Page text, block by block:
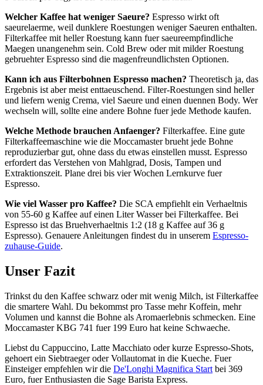
Welcher Kaffee hat weniger Saeure? Espresso wirkt oft
saeurelaerme, weil dunklere Roestungen weniger Saeuren enthalten.
Filterkaffee mit heller Roestung kann fuer saeureempfindliche
Maegen unangenehm sein. Cold Brew oder mit milder Roestung
gebruehter Espresso sind die magenfreundlichsten Optionen.
Kann ich aus Filterbohnen Espresso machen? Theoretisch ja, das
Ergebnis ist aber meist enttaeuschend. Filter-Roestungen sind heller
und liefern wenig Crema, viel Saeure und einen duennen Body. Wer
wechseln will, sollte eine andere Bohne fuer jede Methode kaufen.
Welche Methode brauchen Anfaenger? Filterkaffee. Eine gute
Filterkaffeemaschine wie die Moccamaster brueht jede Bohne
reproduzierbar gut, ohne dass du etwas einstellen musst. Espresso
erfordert das Verstehen von Mahlgrad, Dosis, Tampen und
Extraktionszeit. Plane drei bis vier Wochen Lernkurve fuer
Espresso.
Wie viel Wasser pro Kaffee? Die SCA empfiehlt ein Verhaeltnis
von 55-60 g Kaffee auf einen Liter Wasser bei Filterkaffee. Bei
Espresso ist das Bruehverhaeltnis 1:2 (18 g Kaffee auf 36 g
Espresso). Genauere Anleitungen findest du in unserem Espresso-
zuhause-Guide.
Unser Fazit
Trinkst du den Kaffee schwarz oder mit wenig Milch, ist Filterkaffee
die smartere Wahl. Du bekommst pro Tasse mehr Koffein, mehr
Volumen und kannst die Bohne als Aromaerlebnis schmecken. Eine
Moccamaster KBG 741 fuer 199 Euro hat keine Schwaeche.
Liebst du Cappuccino, Latte Macchiato oder kurze Espresso-Shots,
gehoert ein Siebtraeger oder Vollautomat in die Kueche. Fuer
Einsteiger empfehlen wir die De'Longhi Magnifica Start bei 369
Euro, fuer Enthusiasten die Sage Barista Express.